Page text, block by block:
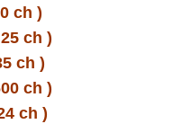
ch )
ch )
ch )
ch )
ch )